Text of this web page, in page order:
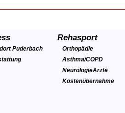
Puderbach
Rehasport
Orthopädie
Asthma/COPD
NeurologieÄrzte
Kostenübernahme